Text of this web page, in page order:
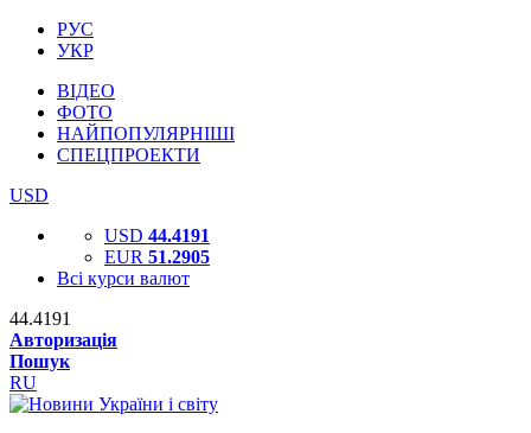
РУС
УКР
ВІДЕО
ФОТО
НАЙПОПУЛЯРНІШІ
СПЕЦПРОЕКТИ
USD
USD 44.4191
EUR 51.2905
Всі курси валют
44.4191
Авторизація
Пошук
RU